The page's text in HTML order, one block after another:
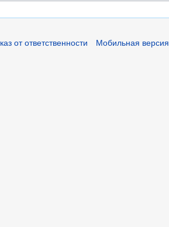
от ответственности Мобильная версия